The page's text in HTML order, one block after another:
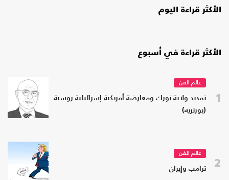
الأكثر قراءة اليوم
الأكثر قراءة في أسبوع
1
عالم الفن
تمديد ولاية تورك ومعارضة أمريكية إسرائيلية روسية
(بورتريه)
2
عالم الفن
ترامب وإيران